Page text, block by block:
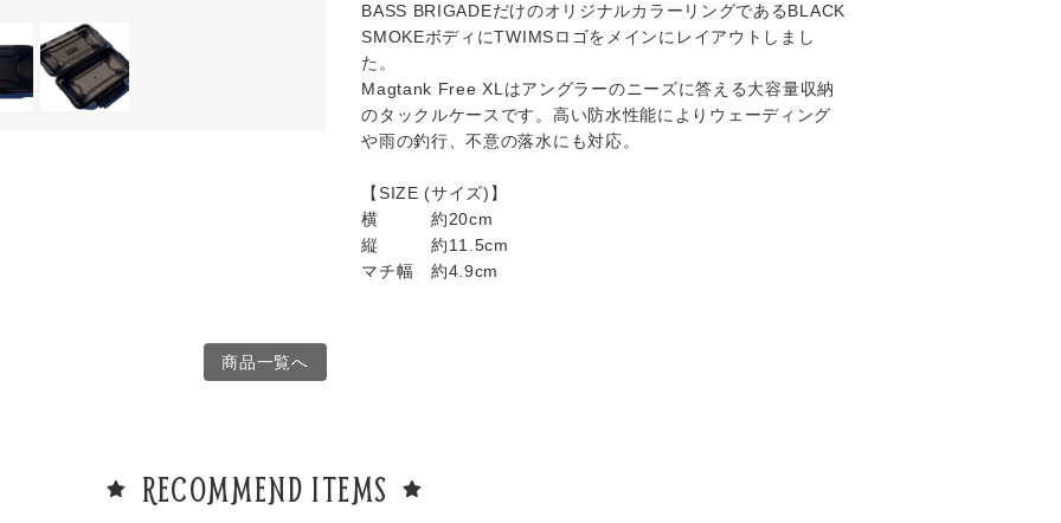
BASS BRIGADEだけのオリジナルカラーリングであるBLACK
SMOKEボディにTWIMSロゴをメインにレイアウトしまし
た。
Magtank Free XLはアングラーのニーズに答える大容量収納
のタックルケースです。高い防水性能によりウェーディング
や雨の釣行、不意の落水にも対応。
【SIZE (サイズ)】
横 約20cm
縦 約11.5cm
マチ幅 約4.9cm
商品一覧へ
RECOMMEND ITEMS